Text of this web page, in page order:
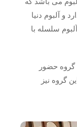
و آلبوم دنیا
می باشد و آلبوم سلسله با
گروه حضور
گروه نیز